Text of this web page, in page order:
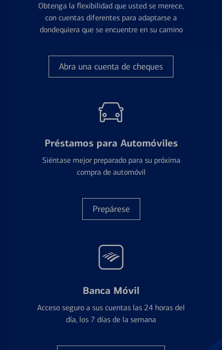
Obtenga la flexibilidad que usted se merece,
con cuentas diferentes para adaptarse a
dondequiera que se encuentre en su camino
Abra una cuenta de cheques
Préstamos para Automóviles
Siéntase mejor preparado para su próxima
compra de automóvil
Prepárese
Banca Móvil
Acceso seguro a sus cuentas las 24 horas del
día, los 7 días de la semana